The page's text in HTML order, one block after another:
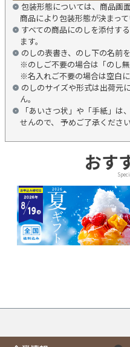
包装形態については、商品画
商品により包装形態が決まって
すべての商品にのしを添付す
ます。
のしの表書き、のし下の名前
※のしご不要の場合は「のし無
※名入れご不要の場合は空白に
のしのサイズや形式は出荷元
ん。
「あいさつ状」や「手紙」は
せんので、 予めご了承ください
おす